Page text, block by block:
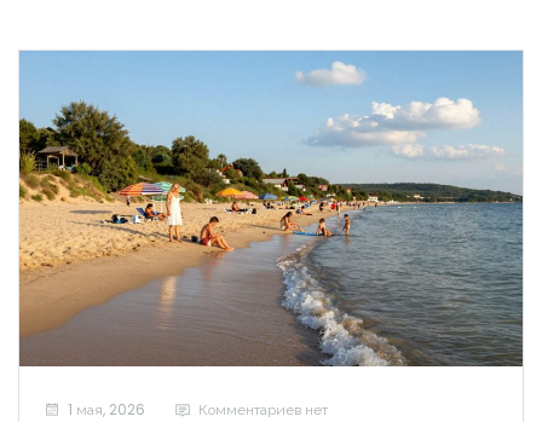
1 мая, 2026
Комментариев нет